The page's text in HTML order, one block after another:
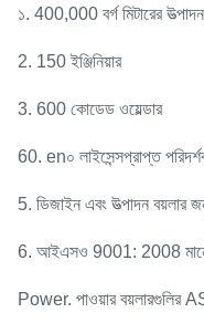
১. 400,000 বর্গ মিটারের
2. 150 ইঞ্জিনিয়ার
3. 600 কোডেড ওয়েল্ডার
60. en০ লাইসেন্সপ্রাপ্ত
5. ডিজাইন এবং উত্পাদন বয়লার
6. আইএসও 9001: 2008
Power. পাওয়ার বয়লারগুলির